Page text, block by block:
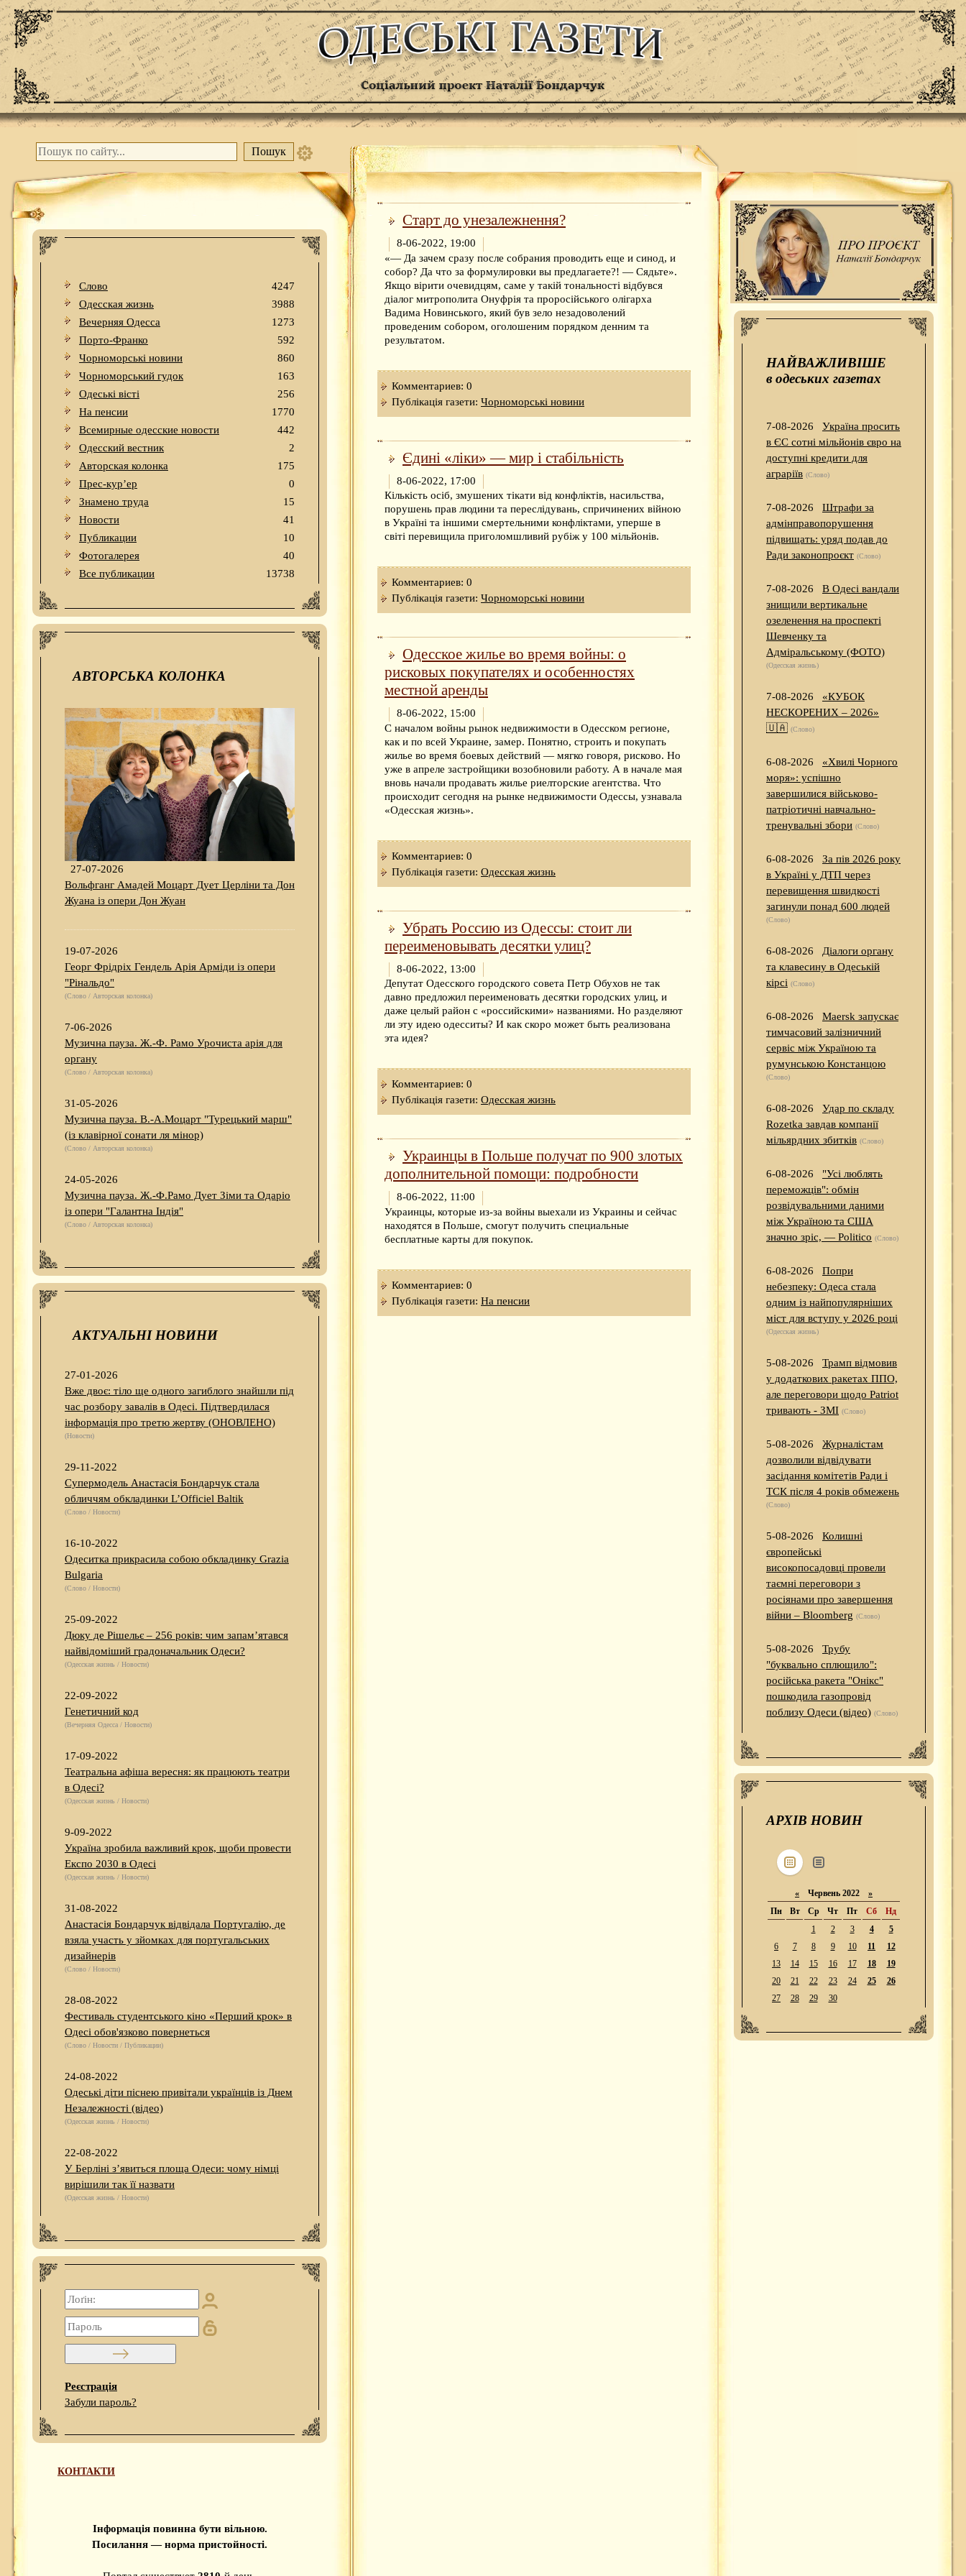
Слово
4247
Одесская жизнь
3988
Вечерняя Одесса
1273
Порто-Франко
592
Чорноморські новини
860
Чорноморський гудок
163
Одеськi вiстi
256
На пенсии
1770
Всемирные одесские новости
442
Одесский вестник
2
Авторская колонка
175
Прес-кур’ер
0
Знамено труда
15
Новости
41
Публикации
10
Фотогалерея
40
Все публикации
13738
АВТОРСЬКА КОЛОНКА
27-07-2026
Вольфганг Амадей Моцарт Дует Церліни та Дон
Жуана із опери Дон Жуан
19-07-2026
Георг Фрідріх Гендель Арія Арміди із опери
"Рінальдо"
(Слово / Авторская колонка)
7-06-2026
Музична пауза. Ж.-Ф. Рамо Урочиста арія для
органу
(Слово / Авторская колонка)
31-05-2026
Музична пауза. В.-А.Моцарт "Турецький марш"
(із клавірної сонати ля мінор)
(Слово / Авторская колонка)
24-05-2026
Музична пауза. Ж.-Ф.Рамо Дует Зіми та Одаріо
із опери "Галантна Індія"
(Слово / Авторская колонка)
АКТУАЛЬНІ НОВИНИ
27-01-2026
Вже двоє: тіло ще одного загиблого знайшли під
час розбору завалів в Одесі. Підтвердилася
інформація про третю жертву (ОНОВЛЕНО)
(Новости)
29-11-2022
Супермодель Анастасія Бондарчук стала
обличчям обкладинки L’Officiel Baltik
(Слово / Новости)
16-10-2022
Одеситка прикрасила собою обкладинку Grazia
Bulgaria
(Слово / Новости)
25-09-2022
Дюку де Рішельє – 256 років: чим запам’ятався
найвідоміший градоначальник Одеси?
(Одесская жизнь / Новости)
22-09-2022
Генетичний код
(Вечерняя Одесса / Новости)
17-09-2022
Театральна афіша вересня: як працюють театри
в Одесі?
(Одесская жизнь / Новости)
9-09-2022
Україна зробила важливий крок, щоби провести
Експо 2030 в Одесі
(Одесская жизнь / Новости)
31-08-2022
Анастасія Бондарчук відвідала Португалію, де
взяла участь у зйомках для португальських
дизайнерів
(Слово / Новости)
28-08-2022
Фестиваль студентського кіно «Перший крок» в
Одесі обов'язково повернеться
(Слово / Новости / Публикации)
24-08-2022
Одеські діти піснею привітали українців із Днем
Незалежності (відео)
(Одесская жизнь / Новости)
22-08-2022
У Берліні з’явиться площа Одеси: чому німці
вирішили так її назвати
(Одесская жизнь / Новости)
Реєстрація
Забули пароль?
КОНТАКТИ
Інформація повинна бути вільною.
Посилання — норма пристойності.
Старт до унезалежнення?
8-06-2022, 19:00
«— Да зачем сразу после собрания проводить еще и синод, и
собор? Да что за формулировки вы предлагаете?! — Сядьте».
Якщо вірити очевидцям, саме у такій тональності відбувся
діалог митрополита Онуфрія та проросійського олігарха
Вадима Новинського, який був зело незадоволений
проведеним собором, оголошеним порядком денним та
результатом.
Комментариев: 0
Публікація газети: Чорноморські новини
Єдині «ліки» — мир і стабільність
8-06-2022, 17:00
Кількість осіб, змушених тікати від конфліктів, насильства,
порушень прав людини та переслідувань, спричинених війною
в Україні та іншими смертельними конфліктами, уперше в
світі перевищила приголомшливий рубіж у 100 мільйонів.
Комментариев: 0
Публікація газети: Чорноморські новини
Одесское жилье во время войны: о
рисковых покупателях и особенностях
местной аренды
8-06-2022, 15:00
С началом войны рынок недвижимости в Одесском регионе,
как и по всей Украине, замер. Понятно, строить и покупать
жилье во время боевых действий — мягко говоря, рисково. Но
уже в апреле застройщики возобновили работу. А в начале мая
вновь начали продавать жилье риелторские агентства. Что
происходит сегодня на рынке недвижимости Одессы, узнавала
«Одесская жизнь».
Комментариев: 0
Публікація газети: Одесская жизнь
Убрать Россию из Одессы: стоит ли
переименовывать десятки улиц?
8-06-2022, 13:00
Депутат Одесского городского совета Петр Обухов не так
давно предложил переименовать десятки городских улиц, и
даже целый район с «российскими» названиями. Но разделяют
ли эту идею одесситы? И как скоро может быть реализована
эта идея?
Комментариев: 0
Публікація газети: Одесская жизнь
Украинцы в Польше получат по 900 злотых
дополнительной помощи: подробности
8-06-2022, 11:00
Украинцы, которые из-за войны выехали из Украины и сейчас
находятся в Польше, смогут получить специальные
бесплатные карты для покупок.
Комментариев: 0
Публікація газети: На пенсии
НАЙВАЖЛИВІШЕ
в одеських газетах
7-08-2026
Україна просить
в ЄС сотні мільйонів євро на
доступні кредити для
аграріїв (Слово)
7-08-2026
Штрафи за
адмінправопорушення
підвищать: уряд подав до
Ради законопроєкт (Слово)
7-08-2026
В Одесі вандали
знищили вертикальне
озеленення на проспекті
Шевченку та
Адміральському (ФОТО)
(Одесская жизнь)
7-08-2026
«КУБОК
НЕСКОРЕНИХ – 2026»
🇺🇦 (Слово)
6-08-2026
«Хвилі Чорного
моря»: успішно
завершилися військово-
патріотичні навчально-
тренувальні збори (Слово)
6-08-2026
За пів 2026 року
в Україні у ДТП через
перевищення швидкості
загинули понад 600 людей
(Слово)
6-08-2026
Діалоги органу
та клавесину в Одеській
кірсі (Слово)
6-08-2026
Maersk запускає
тимчасовий залізничний
сервіс між Україною та
румунською Констанцою
(Слово)
6-08-2026
Удар по складу
Rozetka завдав компанії
мільярдних збитків (Слово)
6-08-2026
"Усі люблять
переможців": обмін
розвідувальними даними
між Україною та США
значно зріс, — Politico (Слово)
6-08-2026
Попри
небезпеку: Одеса стала
одним із найпопулярніших
міст для вступу у 2026 році
(Одесская жизнь)
5-08-2026
Трамп відмовив
у додаткових ракетах ППО,
але переговори щодо Patriot
тривають - ЗМІ (Слово)
5-08-2026
Журналістам
дозволили відвідувати
засідання комітетів Ради і
ТСК після 4 років обмежень
(Слово)
5-08-2026
Колишні
європейські
високопосадовці провели
таємні переговори з
росіянами про завершення
війни – Bloomberg (Слово)
5-08-2026
Трубу
"буквально сплющило":
російська ракета "Онікс"
пошкодила газопровід
поблизу Одеси (відео) (Слово)
АРХІВ НОВИН
« Червень 2022 »
Пн
Вт Ср Чт Пт Сб
Нд
1
2 3 4
5
6
7 8 9 10 11
12
13
14 15 16 17 18
19
20
21 22 23 24 25
26
27
28 29 30